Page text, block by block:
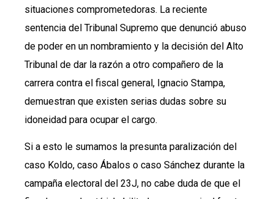
situaciones comprometedoras. La reciente
sentencia del Tribunal Supremo que denunció abuso
de poder en un nombramiento y la decisión del Alto
Tribunal de dar la razón a otro compañero de la
carrera contra el fiscal general, Ignacio Stampa,
demuestran que existen serias dudas sobre su
idoneidad para ocupar el cargo.
Si a esto le sumamos la presunta paralización del
caso Koldo, caso Ábalos o caso Sánchez durante la
campaña electoral del 23J, no cabe duda de que el